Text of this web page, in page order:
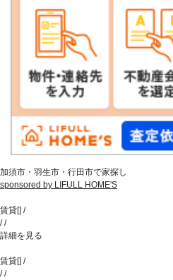
加須市・羽生市・行田市で家探し
sponsored by LIFULL HOME'S
賃貸[] /
//
詳細を見る
賃貸[] /
//